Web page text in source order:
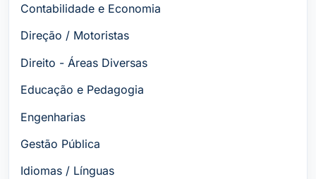
Contabilidade e Economia
Direção / Motoristas
Direito - Áreas Diversas
Educação e Pedagogia
Engenharias
Gestão Pública
Idiomas / Línguas